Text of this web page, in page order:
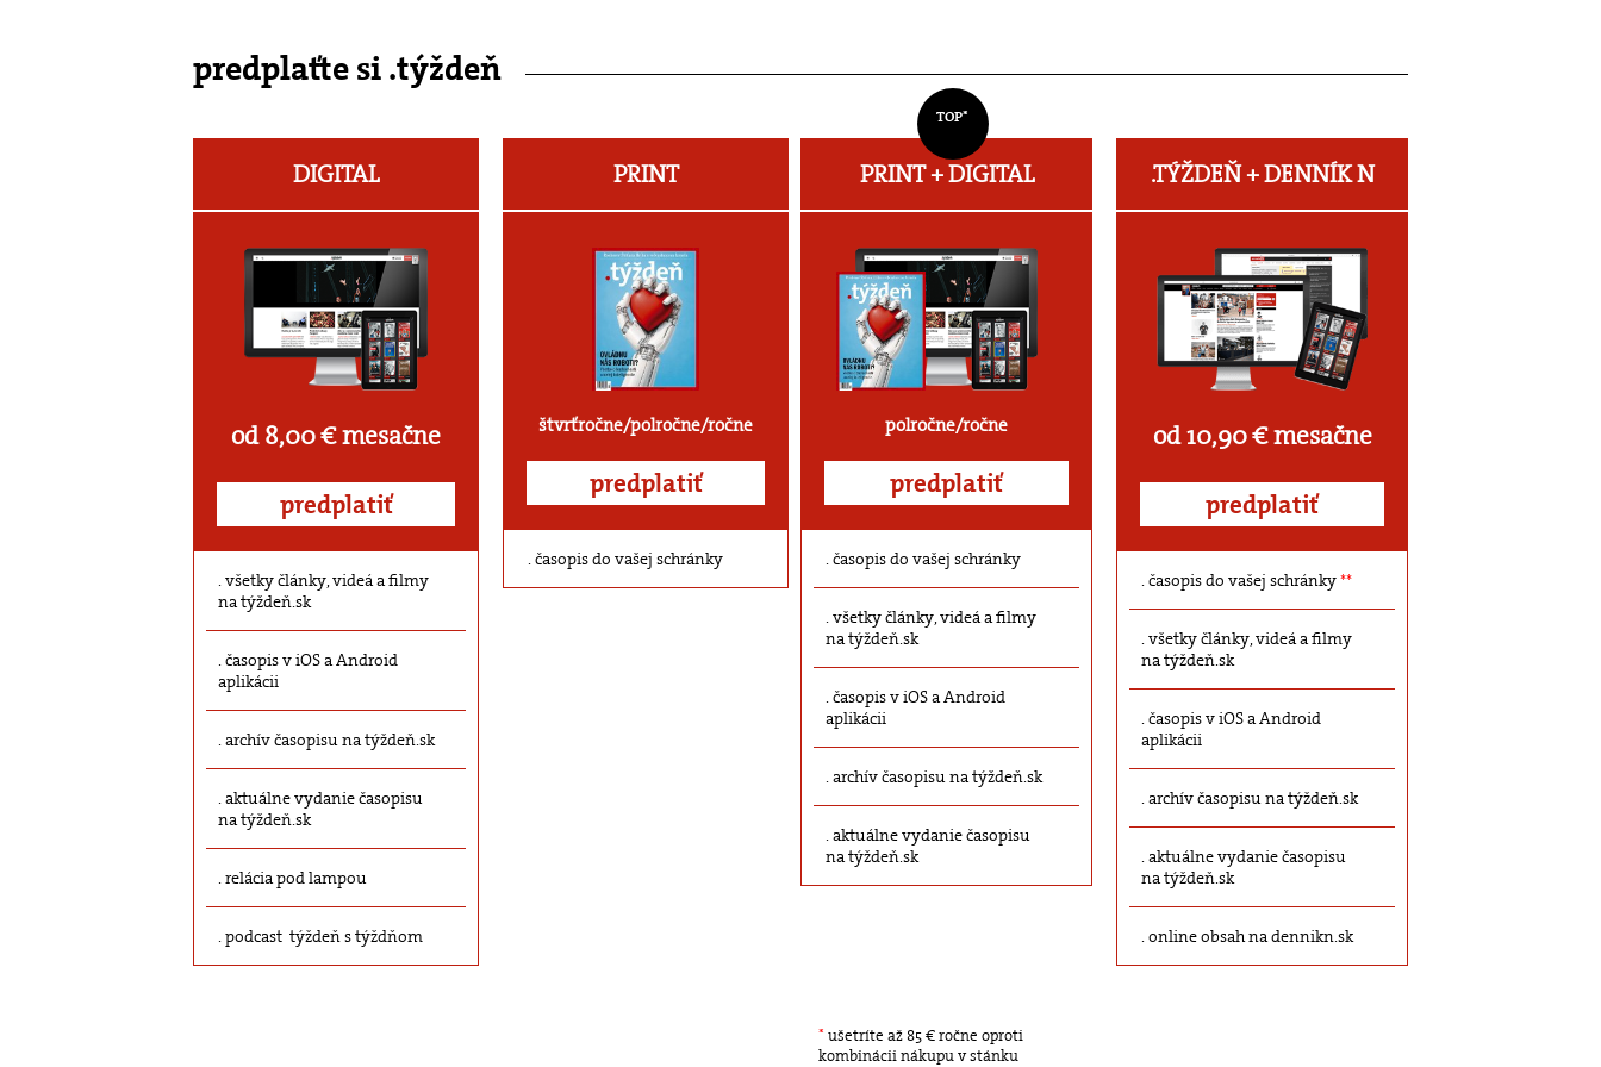
predplaťte si .týždeň
DIGITAL
od 8,00 € mesačne
predplatiť
všetky články, videá a filmy
na týždeň.sk
časopis v iOS a Android
aplikácii
archív časopisu na týždeň.sk
aktuálne vydanie časopisu
na týždeň.sk
relácia pod lampou
podcast týždeň s týždňom
PRINT
štvrťročne/polročne/ročne
predplatiť
časopis do vašej schránky
TOP*
PRINT + DIGITAL
polročne/ročne
predplatiť
časopis do vašej schránky
všetky články, videá a filmy
na týždeň.sk
časopis v iOS a Android
aplikácii
archív časopisu na týždeň.sk
aktuálne vydanie časopisu
na týždeň.sk
.TÝŽDEŇ +DENNÍK N
od 10,90 € mesačne
predplatiť
časopis do vašej schránky**
všetky články, videá a filmy
na týždeň.sk
časopis v iOS a Android
aplikácii
archív časopisu na týždeň.sk
aktuálne vydanie časopisu
na týždeň.sk
online obsah na dennikn.sk
* ušetríte až 85 € ročne oproti
kombinácii nákupu v stánku